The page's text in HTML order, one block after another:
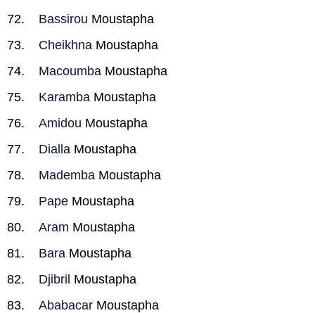
Bassirou Moustapha
Cheikhna Moustapha
Macoumba Moustapha
Karamba Moustapha
Amidou Moustapha
Dialla Moustapha
Mademba Moustapha
Pape Moustapha
Aram Moustapha
Bara Moustapha
Djibril Moustapha
Ababacar Moustapha